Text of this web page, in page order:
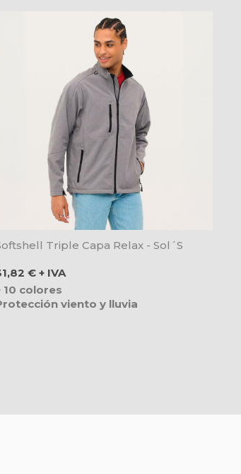
Triple Capa Relax - Sol´s
€ + IVA
10 colores
viento y lluvia